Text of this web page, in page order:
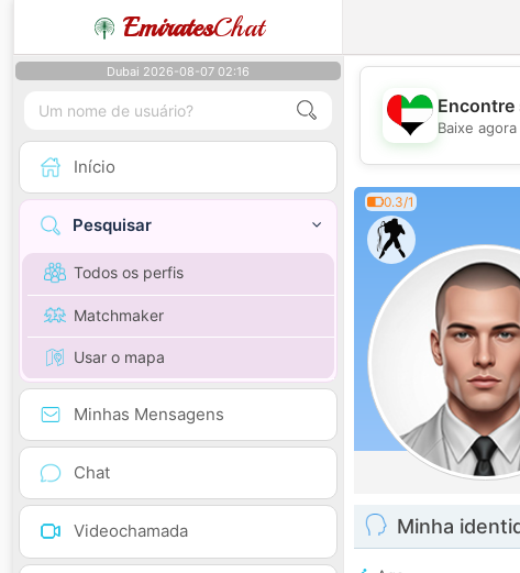
EmiratesChat
Dubai 2026-08-07 02:16
Início
Pesquisar
Todos os perfis
Matchmaker
Usar o mapa
Minhas Mensagens
Chat
Videochamada
Encontre
Baixe
0.3/1
Minha